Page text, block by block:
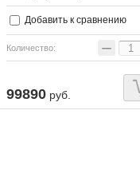
Добавить к сравнению
Количество: −
99890 руб.